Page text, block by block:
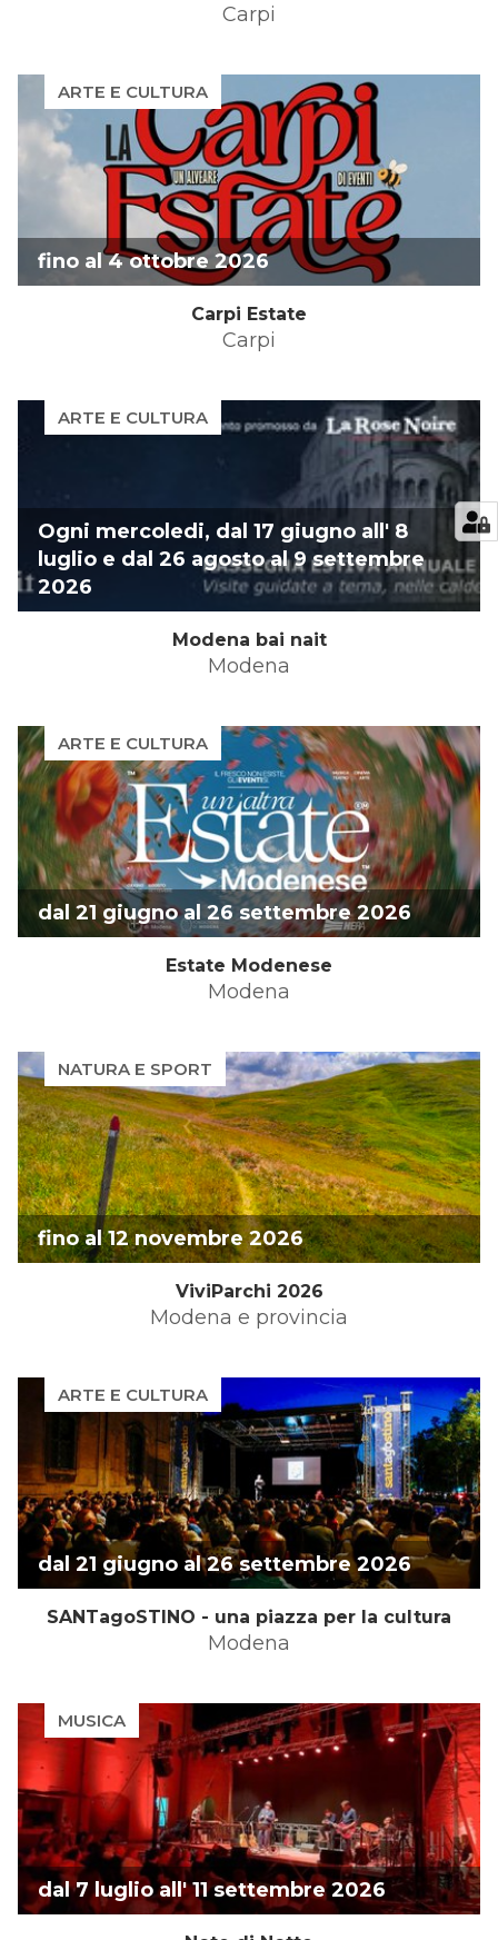
Carpi
ARTE E CULTURA
fino al 4 ottobre 2026
Carpi Estate
Carpi
ARTE E CULTURA
Ogni mercoledi, dal 17 giugno all' 8
luglio e dal 26 agosto al 9 settembre
2026
Modena bai nait
Modena
ARTE E CULTURA
dal 21 giugno al 26 settembre 2026
Estate Modenese
Modena
NATURA E SPORT
fino al 12 novembre 2026
ViviParchi 2026
Modena e provincia
ARTE E CULTURA
dal 21 giugno al 26 settembre 2026
SANTagoSTINO - una piazza per la cultura
Modena
MUSICA
dal 7 luglio all' 11 settembre 2026